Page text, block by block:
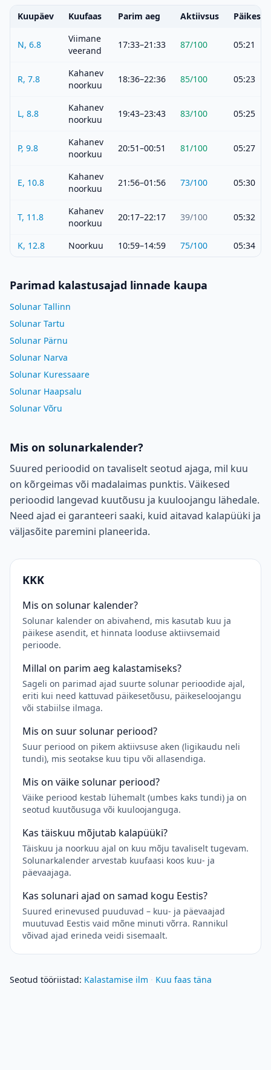
Kuupäev Kuufaas Parim aeg Aktiivsus
N, 6.8
Viimane
veerand
17:33–21:33 87/100 05:21
R, 7.8
Kahanev
noorkuu
18:36–22:36 85/100 05:23
L, 8.8
Kahanev
noorkuu
19:43–23:43 83/100 05:25
P, 9.8
Kahanev
noorkuu
20:51–00:51 81/100 05:27
E, 10.8
Kahanev
noorkuu
21:56–01:56 73/100 05:30
T, 11.8
Kahanev
noorkuu
20:17–22:17 39/100 05:32
K, 12.8 Noorkuu 10:59–14:59 75/100 05:34
Parimad kalastusajad linnade kaupa
Solunar Tallinn
Solunar Tartu
Solunar Pärnu
Solunar Narva
Solunar Kuressaare
Solunar Haapsalu
Solunar Võru
Mis on solunarkalender?
Suured perioodid on tavaliselt seotud ajaga, mil kuu
on kõrgeimas või madalaimas punktis. Väikesed
perioodid langevad kuutõusu ja kuuloojangu lähedale.
Need ajad ei garanteeri saaki, kuid aitavad kalapüüki ja
väljasõite paremini planeerida.
KKK
Mis on solunar kalender?
Solunar kalender on abivahend, mis kasutab kuu ja
päikese asendit, et hinnata looduse aktiivsemaid
perioode.
Millal on parim aeg kalastamiseks?
Sageli on parimad ajad suurte solunar perioodide ajal,
eriti kui need kattuvad päikesetõusu, päikeseloojangu
või stabiilse ilmaga.
Mis on suur solunar periood?
Suur periood on pikem aktiivsuse aken (ligikaudu neli
tundi), mis seotakse kuu tipu või allasendiga.
Mis on väike solunar periood?
Väike periood kestab lühemalt (umbes kaks tundi) ja on
seotud kuutõusuga või kuuloojanguga.
Kas täiskuu mõjutab kalapüüki?
Täiskuu ja noorkuu ajal on kuu mõju tavaliselt tugevam.
Solunarkalender arvestab kuufaasi koos kuu- ja
päevaajaga.
Kas solunari ajad on samad kogu Eestis?
Suured erinevused puuduvad – kuu- ja päevaajad
muutuvad Eestis vaid mõne minuti võrra. Rannikul
võivad ajad erineda veidi sisemaalt.
Seotud tööriistad: Kalastamise ilm · Kuu faas täna